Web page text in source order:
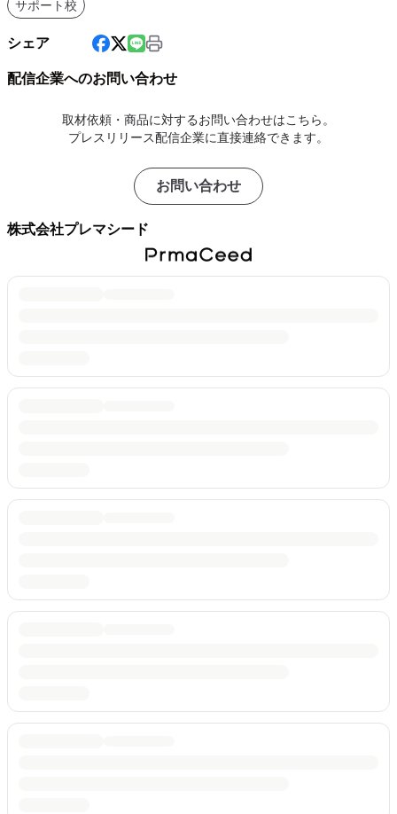
サポート校
シェア
配信企業へのお問い合わせ
取材依頼・商品に対するお問い合わせはこちら。
プレスリリース配信企業に直接連絡できます。
お問い合わせ
株式会社プレマシード